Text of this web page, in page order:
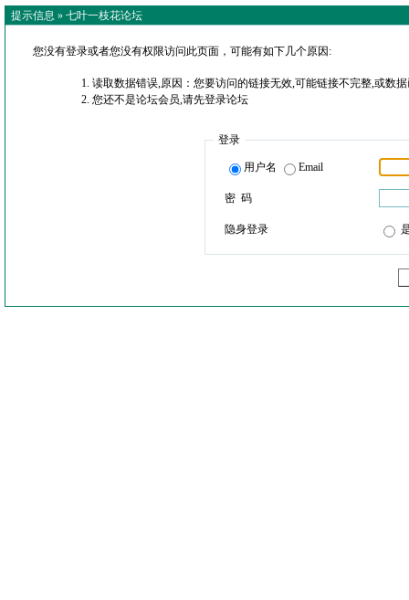
提示信息 » 七叶一枝花论坛
您没有登录或者您没有权限访问此页面，可能有如下几个原因:
读取数据错误,原因：您要访问的链接无效,可能链接不完整,或数
您还不是论坛会员,请先登录论坛
登录
用户名 Email
密 码
隐身登录